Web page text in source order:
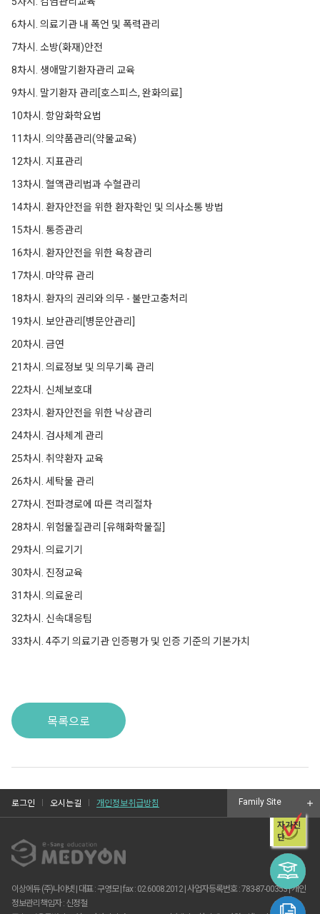
6차시. 의료기관 내 폭언 및 폭력관리
7차시. 소방(화재)안전
8차시. 생애말기환자관리 교육
9차시. 말기환자 관리[호스피스, 완화의료]
10차시. 항암화학요법
11차시. 의약품관리(약물교육)
12차시. 지표관리
13차시. 혈액관리법과 수혈관리
14차시. 환자안전을 위한 환자확인 및 의사소통 방법
15차시. 통증관리
16차시. 환자안전을 위한 욕창관리
17차시. 마약류 관리
18차시. 환자의 권리와 의무 - 불만고충처리
19차시. 보안관리[병문안관리]
20차시. 금연
21차시. 의료정보 및 의무기록 관리
22차시. 신체보호대
23차시. 환자안전을 위한 낙상관리
24차시. 검사체계 관리
25차시. 취약환자 교육
26차시. 세탁물 관리
27차시. 전파경로에 따른 격리절차
28차시. 위험물질관리 [유해화학물질]
29차시. 의료기기
30차시. 진정교육
31차시. 의료윤리
32차시. 신속대응팀
33차시. 4주기 의료기관 인증평가 및 인증 기준의 기본가치
목록으로
로그인 오시는길 개인정보취급방침
이상에듀 (주)나야넷 | 대표 : 구영모 | fax : 02.6008.2012 | 사업자등록번호 : 783-87-00353 | 개인
정보관리책임자 : 신정철
Family Site
자가진
단